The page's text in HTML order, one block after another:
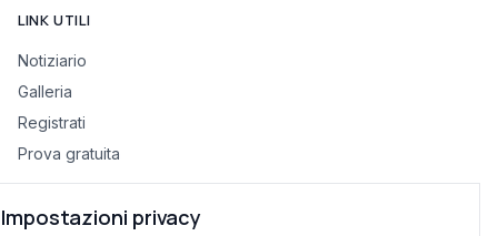
LINK UTILI
Notiziario
Galleria
Registrati
Prova gratuita
INFORMAZIONI LEGALI
Impostazioni privacy